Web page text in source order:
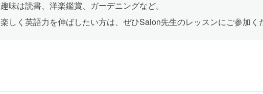
趣味は読書、洋楽鑑賞、ガーデニングなど。
楽しく英語力を伸ばしたい方は、ぜひSalon先生のレッスンにご参加く